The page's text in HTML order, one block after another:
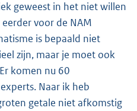
geweest in het niet willen
voor de NAM
is bepaald niet
zijn, maar je moet ook
komen nu 60
Naar ik heb
getale niet afkomstig